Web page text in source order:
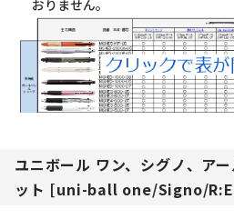
おりません。
ユニボール ワン、シグノ、ア
ット [uni-ball one/Signo/R:E